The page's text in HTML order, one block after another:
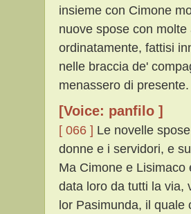
insieme con Cimone
nuove spose con
ordinatamente, fattisi
nelle braccia de'
menassero di presente.
[Voice: panfilo ]
[ 066 ] Le novelle
donne e i servidori, e
Ma Cimone e
data loro da tutti la via,
lor Pasimunda, il quale